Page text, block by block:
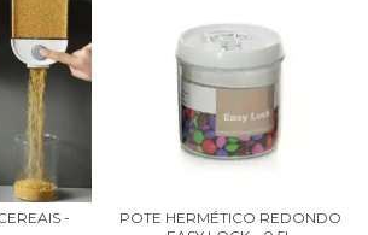
-
POTE HERMÉTICO REDONDO